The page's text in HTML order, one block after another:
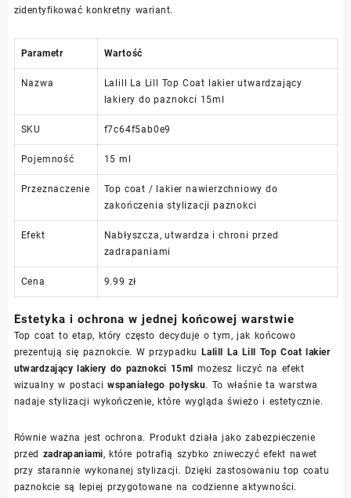
zidentyfikować konkretny wariant.
Parametr Wartość
Nazwa
Lalill La Lill Top Coat lakier utwardzający
lakiery do paznokci 15ml
SKU f7c64f5ab0e9
Pojemność 15 ml
Przeznaczenie
Top coat / lakier nawierzchniowy do
zakończenia stylizacji paznokci
Efekt
Nabłyszcza, utwardza i chroni przed
zadrapaniami
Cena 9.99 zł
Estetyka i ochrona w jednej końcowej warstwie
Top coat to etap, który często decyduje o tym, jak końcowo
prezentują się paznokcie. W przypadku Lalill La Lill Top Coat lakier
utwardzający lakiery do paznokci 15ml możesz liczyć na efekt
wizualny w postaciwspaniałego połysku. To właśnie ta warstwa
nadaje stylizacji wykończenie, które wygląda świeżo i estetycznie.
Równie ważna jest ochrona. Produkt działa jako zabezpieczenie
przed zadrapaniami, które potrafią szybko zniweczyć efekt nawet
przy starannie wykonanej stylizacji. Dzięki zastosowaniu top coatu
paznokcie są lepiej przygotowane na codzienne aktywności.